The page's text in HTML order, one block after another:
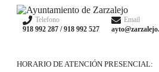
Saltar
contenido
Telefono
918 992 287 / 918 992 527
Email
HORARIO DE ATENCIÓN PRESENCIAL: